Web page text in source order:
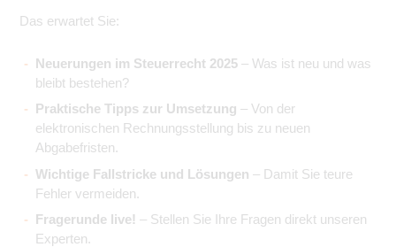
Das erwartet Sie:
Neuerungen im Steuerrecht 2025 – Was ist neu und was
bleibt bestehen?
Praktische Tipps zur Umsetzung – Von der
elektronischen Rechnungsstellung bis zu neuen
Abgabefristen.
Wichtige Fallstricke und Lösungen – Damit Sie teure
Fehler vermeiden.
Fragerunde live! – Stellen Sie Ihre Fragen direkt unseren
Experten.